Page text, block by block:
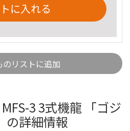
に入れる
のリストに追加
3 3式機龍 「ゴジ
の詳細情報